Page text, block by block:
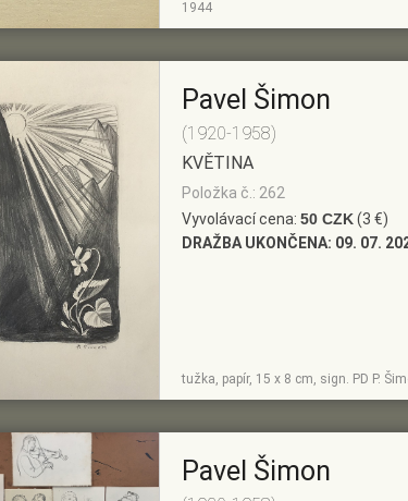
1944
Pavel Šimon
(1920-1958)
KVĚTINA
Položka č.: 262
Vyvolávací cena: 50 CZK(3 €)
DRAŽBA UKONČENA: 09. 07.
tužka, papír, 15 x 8 cm, sign. PD P.
Pavel Šimon